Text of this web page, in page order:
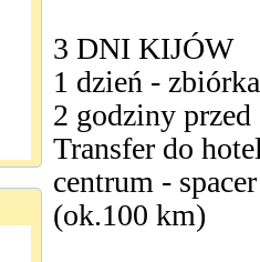
3 DNI KIJÓW
1 dzień -
2 godziny
Transfer do
centrum -
(ok.100 km)